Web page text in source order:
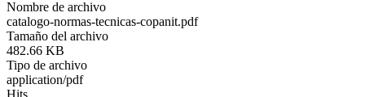
Nombre de archivo
catalogo-normas-tecnicas-copanit.pdf
Tamaño del archivo
482.66 KB
Tipo de archivo
application/pdf
Hits